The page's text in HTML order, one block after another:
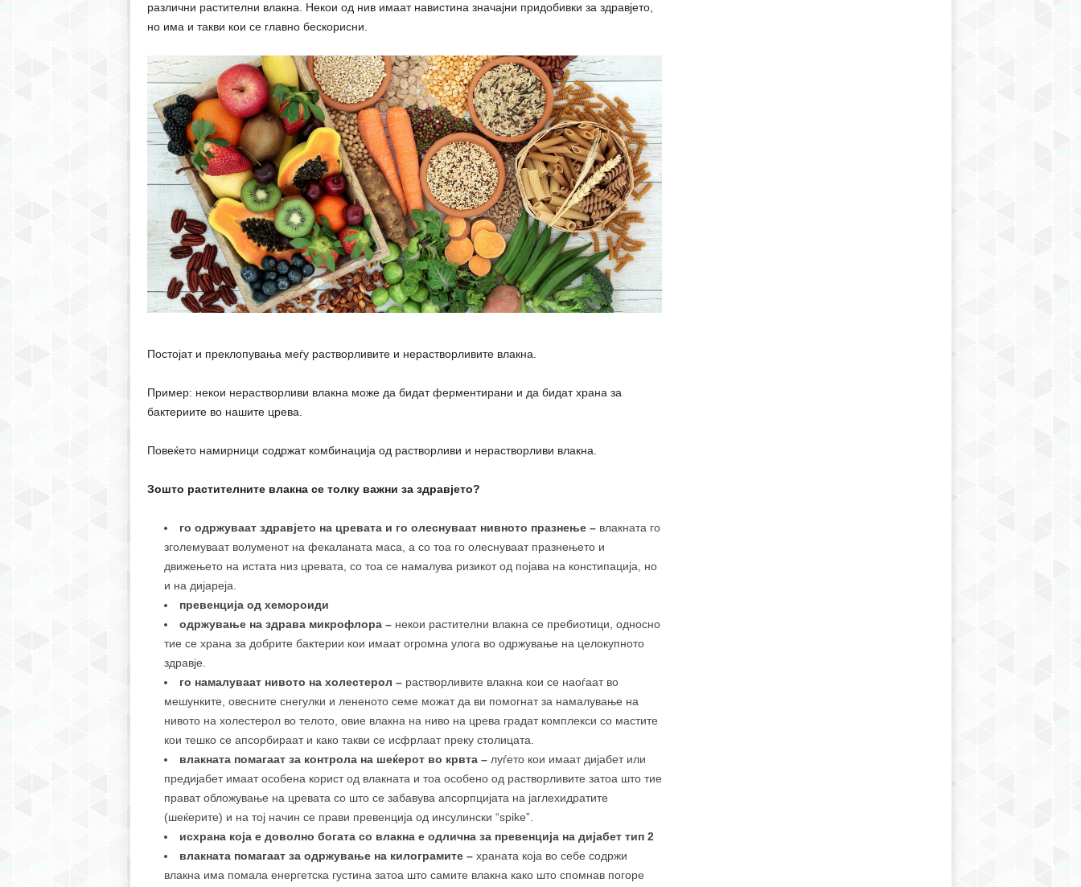
различни растителни влакна. Некои од нив имаат навистина значајни придобивки за здравјето,
но има и такви кои се главно бескорисни.
Постојат и преклопувања меѓу растворливите и нерастворливите влакна.
Пример: некои нерастворливи влакна може да бидат ферментирани и да бидат храна за
бактериите во нашите црева.
Повеќето намирници содржат комбинација од растворливи и нерастворливи влакна.
Зошто растителните влакна се толку важни за здравјето?
го одржуваат здравјето на цревата и го олеснуваат нивното празнење – влакната го
зголемуваат волуменот на фекаланата маса, а со тоа го олеснуваат празнењето и
движењето на истата низ цревата, со тоа се намалува ризикот од појава на констипација, но
и на дијареја.
превенција од хемороиди
одржување на здрава микрофлора – некои растителни влакна се пребиотици, односно
тие се храна за добрите бактерии кои имаат огромна улога во одржување на целокупното
здравје.
го намалуваат нивото на холестерол – растворливите влакна кои се наоѓаат во
мешунките, овесните снегулки и лененото семе можат да ви помогнат за намалување на
нивото на холестерол во телото, овие влакна на ниво на црева градат комплекси со мастите
кои тешко се апсорбираат и како такви се исфрлаат преку столицата.
влакната помагаат за контрола на шеќерот во крвта – луѓето кои имаат дијабет или
предијабет имаат особена корист од влакната и тоа особено од растворливите затоа што тие
прават обложување на цревата со што се забавува апсорпцијата на јаглехидратите
(шеќерите) и на тој начин се прави превенција од инсулински “spike”.
исхрана која е доволно богата со влакна е одлична за превенција на дијабет тип 2
влакната помагаат за одржување на килограмите –храната која во себе содржи
влакна има помала енергетска густина затоа што самите влакна како што спомнав погоре